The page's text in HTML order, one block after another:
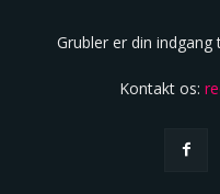
Grubler er din
Kontakt os: